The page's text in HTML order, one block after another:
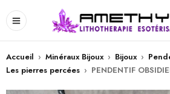
Accueil › Minéraux Bijoux › Bijoux ›
Les pierres percées › PENDENTIF